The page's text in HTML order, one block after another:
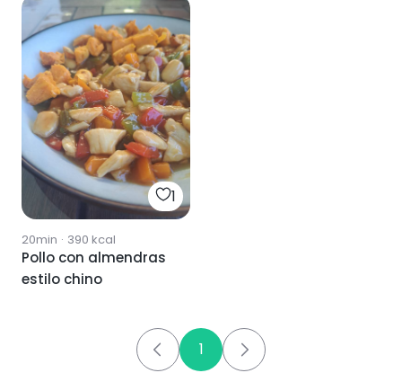
1
20min · 390 kcal
Pollo con almendras
estilo chino
1